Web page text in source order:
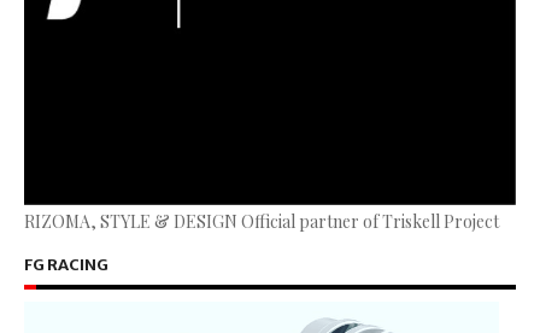
RIZOMA, STYLE & DESIGN Official partner of Triskell Project
FG RACING